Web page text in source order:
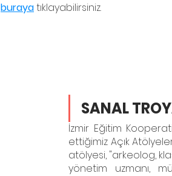
buraya tıklayabilirsiniz.
SANAL
İzmir Eğitim
ettiğimiz Açık
atölyesi, "arkeolog,
yönetim uzmanı,